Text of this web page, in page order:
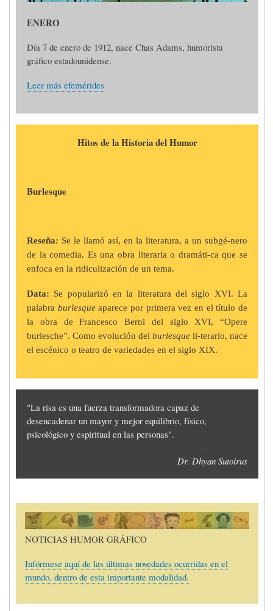
ENERO
Día 7 de enero de 1912, nace Chas Adams, humorista
gráfico estadounidense.
Leer más efemérides
Hitos de la Historia del Humor
Burlesque
Reseña: Se le llamó así, en la literatura, a un subgé-nero
de la comedia. Es una obra literaria o dramáti-ca que se
enfoca en la ridiculización de un tema.
Data: Se popularizó en la literatura del siglo XVI. La
palabra burlesqueaparece por primera vez en el título de
la obra de Francesco Berni del siglo XVI, “Opere
burlesche”. Como evolución del burlesque li-terario, nace
el escénico o teatro de variedades en el siglo XIX.
"La risa es una fuerza transformadora capaz de
desencadenar un mayor y mejor equilibrio, físico,
psicológico y espiritual en las personas".
Dr. Dhyan Sutoirus
Imagen
NOTICIAS HUMOR GRÁFICO
Infórmese aquí de las últimas novedades ocurridas en el
mundo, dentro de esta importante modalidad.